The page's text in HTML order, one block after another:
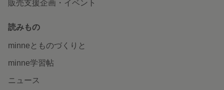
販売支援企画・イベント
読みもの
minneとものづくりと
minne学習帖
ニュース